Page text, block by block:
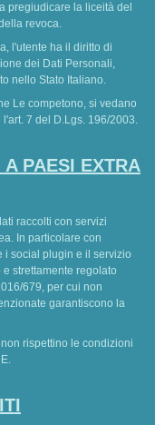
pregiudicare la liceità del
revoca.
l'utente ha il diritto di
dei Dati Personali,
nello Stato Italiano.
Le competono, si vedano
7 del D.Lgs. 196/2003.
PAESI EXTRA
raccolti con servizi
In particolare con
i social plugin e il servizio
strettamente regolato
679, per cui non
garantiscono la
rispettino le condizioni